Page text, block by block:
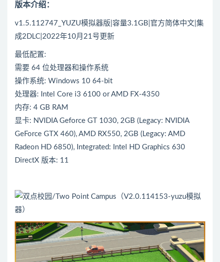
版本介绍：
v1.5.112747_YUZU模拟器版|容量3.1GB|官方简体中文|集
成2DLC|2022年10月21号更新
最低配置:
需要 64 位处理器和操作系统
操作系统: Windows 10 64-bit
处理器: Intel Core i3 6100 or AMD FX-4350
内存: 4 GB RAM
显卡: NVIDIA Geforce GT 1030, 2GB (Legacy: NVIDIA
GeForce GTX 460), AMD RX550, 2GB (Legacy: AMD
Radeon HD 6850), Integrated: Intel HD Graphics 630
DirectX 版本: 11